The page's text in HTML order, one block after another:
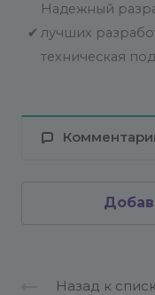
✔
Надежный
лучших
техническая
Назад к